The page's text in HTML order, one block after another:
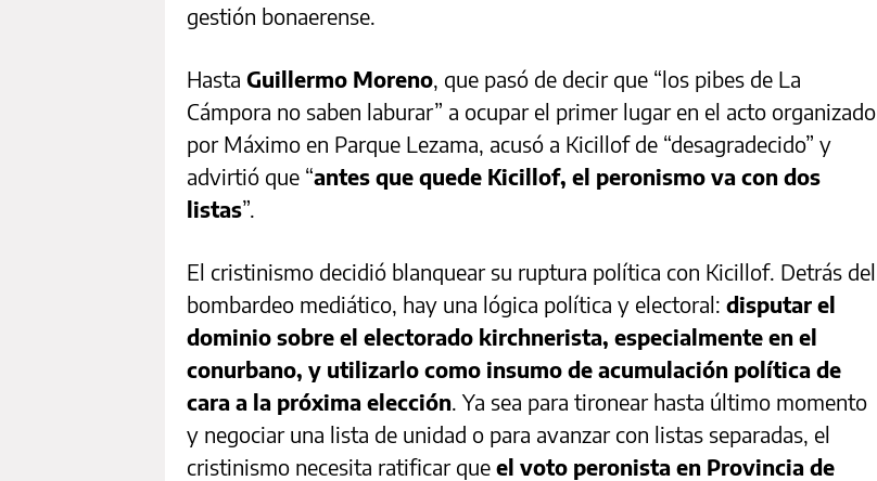
gestión bonaerense.
Hasta Guillermo Moreno, que pasó de decir que “los pibes de La
Cámpora no saben laburar” a ocupar el primer lugar en el acto organizado
por Máximo en Parque Lezama, acusó a Kicillof de “desagradecido” y
advirtió que “antes que quede Kicillof, el peronismo va con dos
listas”.
El cristinismo decidió blanquear su ruptura política con Kicillof. Detrás del
bombardeo mediático, hay una lógica política y electoral: disputar el
dominio sobre el electorado kirchnerista, especialmente en el
conurbano, y utilizarlo como insumo de acumulación política de
cara a la próxima elección. Ya sea para tironear hasta último momento
y negociar una lista de unidad o para avanzar con listas separadas, el
cristinismo necesita ratificar que el voto peronista en Provincia de